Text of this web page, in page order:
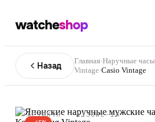
watcheshop
Назад Главная›Наручные часы
Vintage›Casio Vintage
АРТИКУЛ ·A130WE-1A